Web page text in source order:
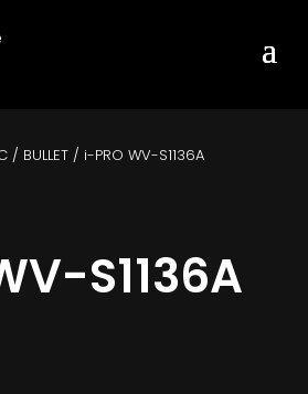
/ BULLET / i-PRO WV-S1136A
S1136A